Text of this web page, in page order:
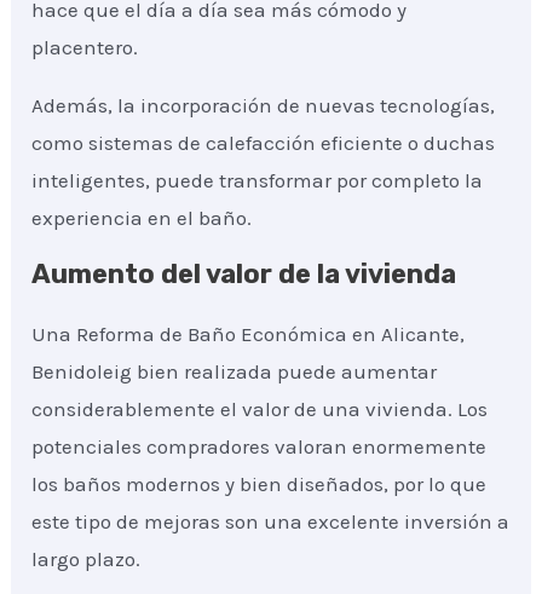
hace que el día a día sea más cómodo y
placentero.
Además, la incorporación de nuevas tecnologías,
como sistemas de calefacción eficiente o duchas
inteligentes, puede transformar por completo la
experiencia en el baño.
Aumento del valor de la vivienda
Una Reforma de Baño Económica en Alicante,
Benidoleig bien realizada puede aumentar
considerablemente el valor de una vivienda. Los
potenciales compradores valoran enormemente
los baños modernos y bien diseñados, por lo que
este tipo de mejoras son una excelente inversión a
largo plazo.